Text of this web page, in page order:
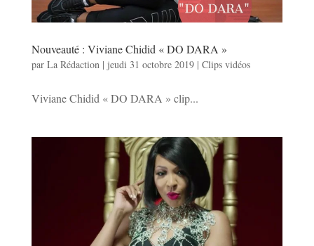
Nouveauté : Viviane Chidid « DO DARA »
par La Rédaction | jeudi 31 octobre 2019| Clips vidéos
Viviane Chidid « DO DARA » clip...